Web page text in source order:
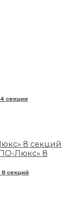
секции
секций